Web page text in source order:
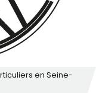
en Seine-